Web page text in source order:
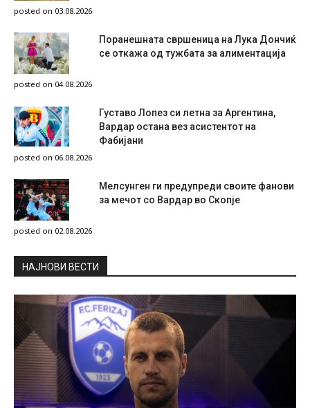
posted on 03.08.2026
Поранешната свршеница на Лука Дончиќ
се откажа од тужбата за алиментација
posted on 04.08.2026
Густаво Лопез си летна за Аргентина,
Вардар остана вез асистентот на
Фабијани
posted on 06.08.2026
Мелсунген ги предупреди своите фанови
за мечот со Вардар во Скопје
posted on 02.08.2026
НAЈНОВИ ВЕСТИ